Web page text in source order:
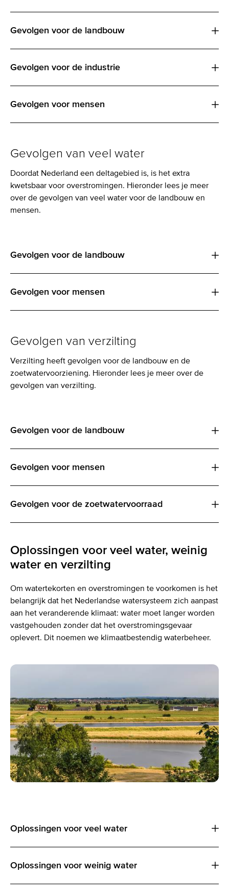
Gevolgen voor de landbouw
Gevolgen voor de industrie
Gevolgen voor mensen
Gevolgen van veel water
Doordat Nederland een deltagebied is, is het extra
kwetsbaar voor overstromingen. Hieronder lees je meer
over de gevolgen van veel water voor de landbouw en
mensen.
Gevolgen voor de landbouw
Gevolgen voor mensen
Gevolgen van verzilting
Verzilting heeft gevolgen voor de landbouw en de
zoetwatervoorziening. Hieronder lees je meer over de
gevolgen van verzilting.
Gevolgen voor de landbouw
Gevolgen voor mensen
Gevolgen voor de zoetwatervoorraad
Oplossingen voor veel water, weinig
water en verzilting
Om watertekorten en overstromingen te voorkomen is het
belangrijk dat het Nederlandse watersysteem zich aanpast
aan het veranderende klimaat: water moet langer worden
vastgehouden zonder dat het overstromingsgevaar
oplevert. Dit noemen we klimaatbestendig waterbeheer.
Oplossingen voor veel water
Oplossingen voor weinig water